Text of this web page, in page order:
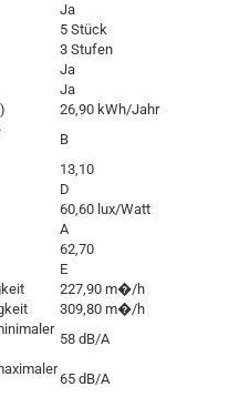
Ja
5 Stück
3 Stufen
Ja
Ja
26,90 kWh/Jahr
B
13,10
D
60,60 lux/Watt
A
62,70
E
227,90 m�/h
309,80 m�/h
58 dB/A
65 dB/A